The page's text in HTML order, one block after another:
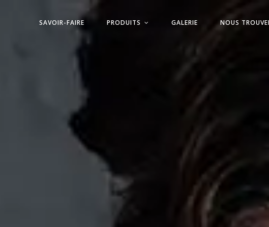
SAVOIR-FAIRE PRODUITS GALERIE NOUS